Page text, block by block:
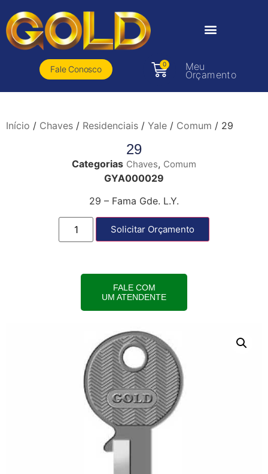
Fale Conosco
0 Meu
Orçamento
Início / Chaves / Residenciais / Yale / Comum / 29
29
Categorias Chaves, Comum
GYA000029
29 – Fama Gde. L.Y.
Solicitar Orçamento
FALE COM
UM ATENDENTE